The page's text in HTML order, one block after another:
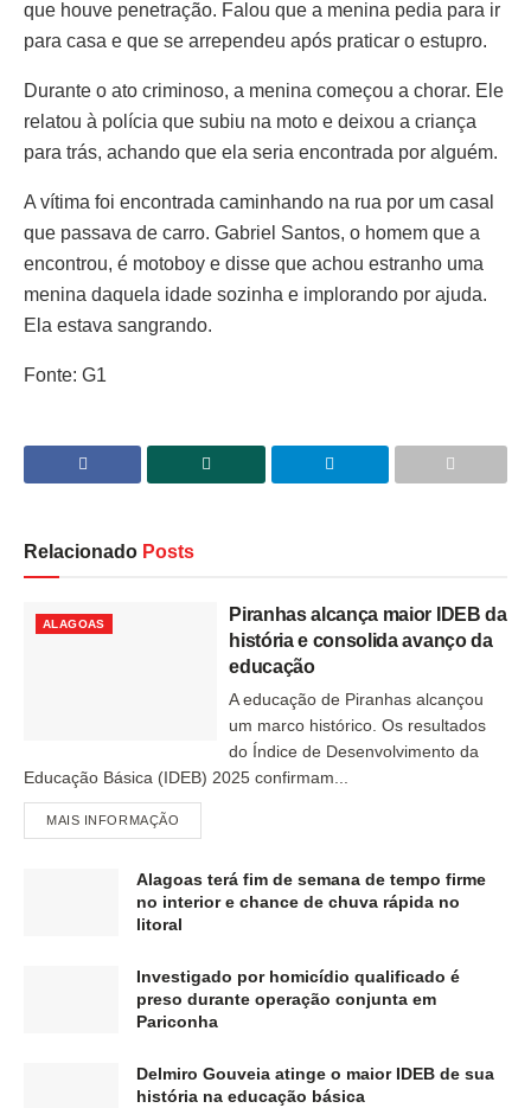
que houve penetração. Falou que a menina pedia para ir
para casa e que se arrependeu após praticar o estupro.
Durante o ato criminoso, a menina começou a chorar. Ele
relatou à polícia que subiu na moto e deixou a criança
para trás, achando que ela seria encontrada por alguém.
A vítima foi encontrada caminhando na rua por um casal
que passava de carro. Gabriel Santos, o homem que a
encontrou, é motoboy e disse que achou estranho uma
menina daquela idade sozinha e implorando por ajuda.
Ela estava sangrando.
Fonte: G1
Relacionado Posts
ALAGOAS
Piranhas alcança maior IDEB da
história e consolida avanço da
educação
A educação de Piranhas alcançou
um marco histórico. Os resultados
do Índice de Desenvolvimento da
Educação Básica (IDEB) 2025 confirmam...
MAIS INFORMAÇÃO
Alagoas terá fim de semana de tempo firme
no interior e chance de chuva rápida no
litoral
Investigado por homicídio qualificado é
preso durante operação conjunta em
Pariconha
Delmiro Gouveia atinge o maior IDEB de sua
história na educação básica